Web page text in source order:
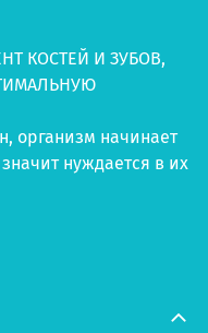
КОСТЕЙ И ЗУБОВ,
организм начинает
нуждается в их